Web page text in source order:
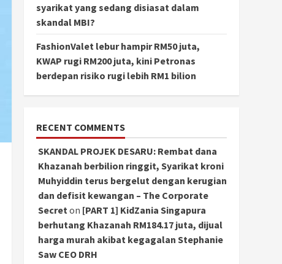
syarikat yang sedang disiasat dalam
skandal MBI?
FashionValet lebur hampir RM50 juta,
KWAP rugi RM200 juta, kini Petronas
berdepan risiko rugi lebih RM1 bilion
RECENT COMMENTS
SKANDAL PROJEK DESARU: Rembat dana
Khazanah berbilion ringgit, Syarikat kroni
Muhyiddin terus bergelut dengan kerugian
dan defisit kewangan – The Corporate
Secret on [PART 1] KidZania Singapura
berhutang Khazanah RM184.17 juta, dijual
harga murah akibat kegagalan Stephanie
Saw CEO DRH